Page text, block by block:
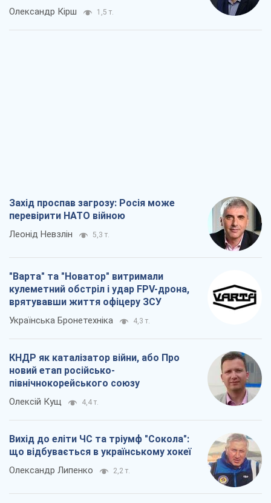
Олександр Кірш 1,5 т.
Захід проспав загрозу: Росія може
перевірити НАТО війною
Леонід Невзлін 5,3 т.
"Варта" та "Новатор" витримали
кулеметний обстріл і удар FPV-дрона,
врятувавши життя офіцеру ЗСУ
Українська Бронетехніка 4,3 т.
КНДР як каталізатор війни, або Про
новий етап російсько-
північнокорейського союзу
Олексій Кущ 4,4 т.
Вихід до еліти ЧС та тріумф "Сокола":
що відбувається в українському хокеї
Олександр Липенко 2,2 т.